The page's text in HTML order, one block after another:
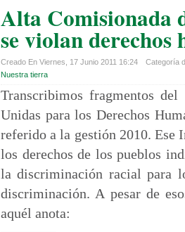
Alta Comisionada
se violan derechos
Creado En Viernes, 17 Junio 2011 16:24
Categoría
Nuestra tierra
Transcribimos fragmentos
Unidas para los Derechos
referido a la gestión 2010. Ese
los derechos de los pueblos
la discriminación racial para
discriminación. A pesar de
aquél anota: